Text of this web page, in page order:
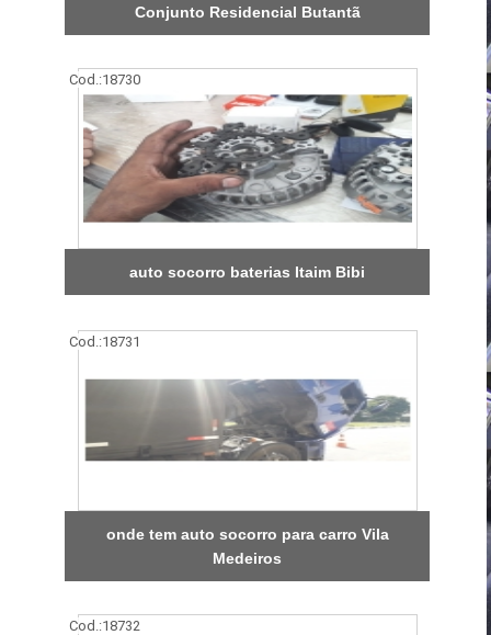
Conjunto Residencial Butantã
Cod.:18730
auto socorro baterias Itaim Bibi
Cod.:18731
onde tem auto socorro para carro Vila
Medeiros
Cod.:18732